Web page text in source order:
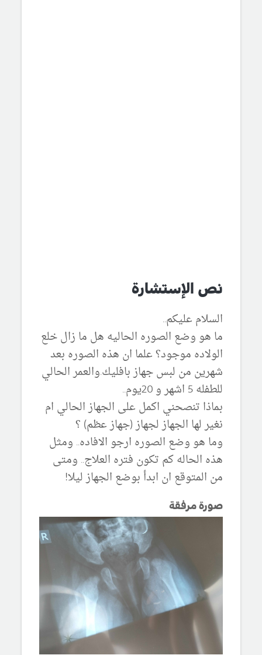
نص الإستشارة
السلام عليكم..
ما هو وضع الصوره الحاليه هل ما زال خلع
الولاده موجود؟ علما ان هذه الصوره بعد
شهرين من لبس جهاز بافليك.والعمر الحالي
للطفله 5 اشهر و 20يوم..
بماذا تنصحني اكمل على الجهاز الحالي ام
نغير لها الجهاز لجهاز (جهاز عظم) ؟
وما هو وضع الصوره ارجو الافاده.. ومثل
هذه الحاله كم تكون فتره العلاج.. ومتى
من المتوقع ان ابدأ بوضع الجهاز ليلا!
صورة مرفقة